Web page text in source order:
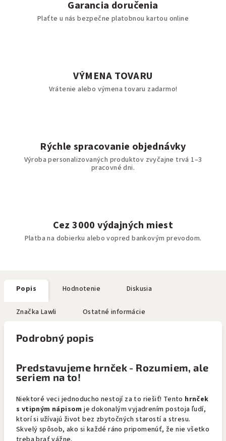
Garancia doručenia
Plaťte u nás bezpečne platobnou kartou online
VÝMENA TOVARU
Vrátenie alebo výmena tovaru zadarmo!
Rýchle spracovanie objednávky
Výroba personalizovaných produktov zvyčajne trvá 1–3
pracovné dni.
Cez 3000 výdajných miest
Platba na dobierku alebo vopred bankovým prevodom.
Popis Hodnotenie Diskusia
Značka Lawli Ostatné informácie
Podrobný popis
Predstavujeme hrnček - Rozumiem, ale
seriem na to!
Niektoré veci jednoducho nestojí za to riešiť! Tento hrnček
s vtipným nápisom je dokonalým vyjadrením postoja ľudí,
ktorí si užívajú život bez zbytočných starostí a stresu.
Skvelý spôsob, ako si každé ráno pripomenúť, že nie všetko